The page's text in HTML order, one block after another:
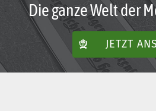
Die ganze Welt der
JETZT